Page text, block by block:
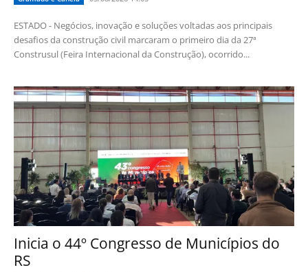
ESTADO - Negócios, inovação e soluções voltadas aos principais
desafios da construção civil marcaram o primeiro dia da 27ª
Construsul (Feira Internacional da Construção), ocorrido...
Inicia o 44º Congresso de Municípios do
RS